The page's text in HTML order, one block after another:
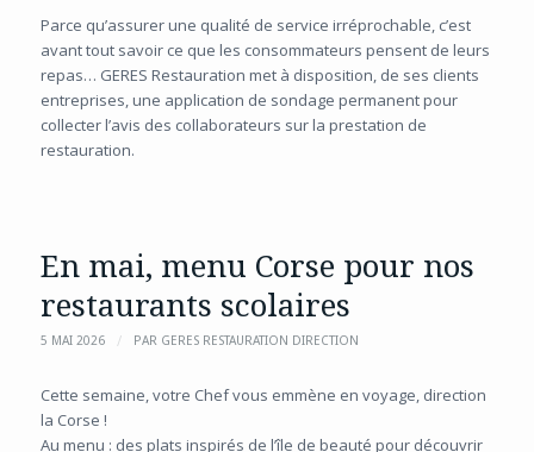
Parce qu’assurer une qualité de service irréprochable, c’est
avant tout savoir ce que les consommateurs pensent de leurs
repas… GERES Restauration met à disposition, de ses clients
entreprises, une application de sondage permanent pour
collecter l’avis des collaborateurs sur la prestation de
restauration.
En mai, menu Corse pour nos
restaurants scolaires
5 MAI 2026 / PAR GERES RESTAURATION DIRECTION
Cette semaine, votre Chef vous emmène en voyage, direction
la Corse !
Au menu : des plats inspirés de l’île de beauté pour découvrir